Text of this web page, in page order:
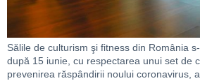
Sălile de culturism şi fitness din România
după 15 iunie, cu respectarea unui set de
prevenirea răspândirii noului coronavirus,